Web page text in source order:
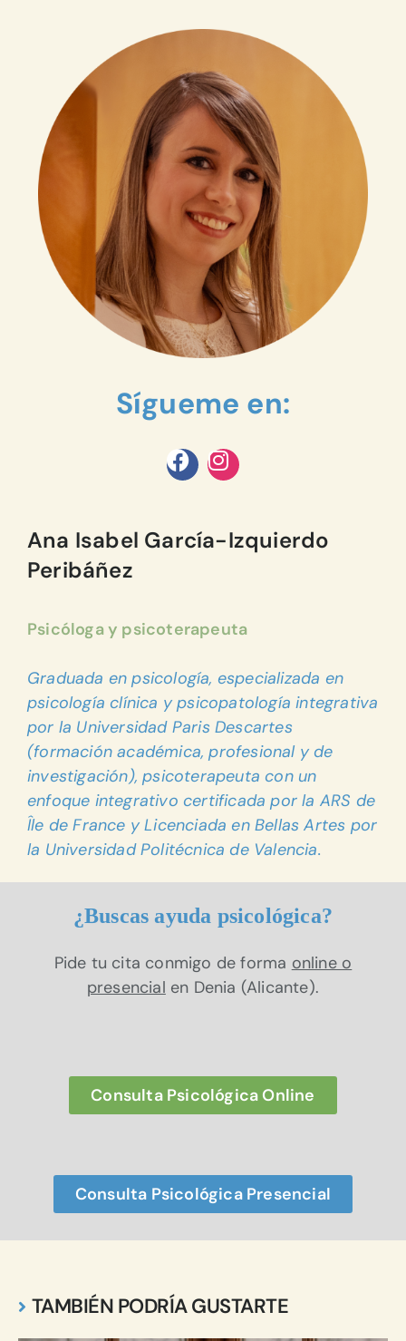
Sígueme en:
Ana Isabel García-Izquierdo
Peribáñez
Psicóloga y psicoterapeuta
Graduada en psicología, especializada en
psicología clínica y psicopatología integrativa
por la Universidad Paris Descartes
(formación académica, profesional y de
investigación), psicoterapeuta con un
enfoque integrativo certificada por la ARS de
Île de France y Licenciada en Bellas Artes por
la Universidad Politécnica de Valencia.
¿Buscas ayuda psicológica?
Pide tu cita conmigo de forma online o
presencial en Denia (Alicante).
Consulta Psicológica Online
Consulta Psicológica Presencial
TAMBIÉN PODRÍA GUSTARTE